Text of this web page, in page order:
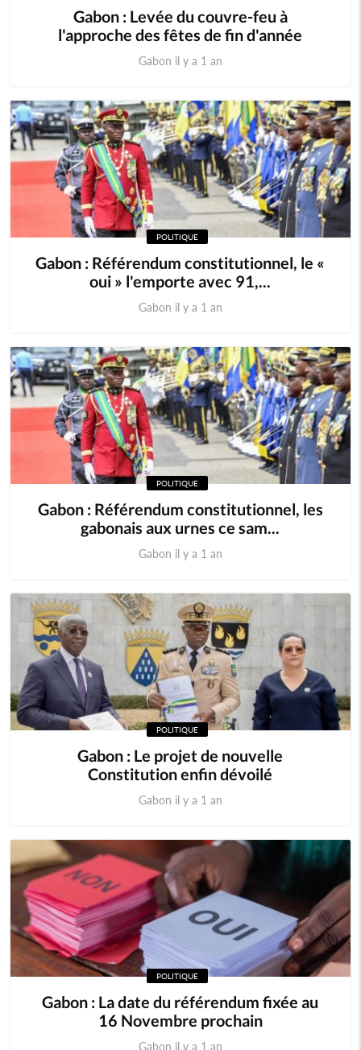
Gabon : Levée du couvre-feu à
l'approche des fêtes de fin d'année
Gabon il y a 1 an
POLITIQUE
Gabon : Référendum constitutionnel, le «
oui » l'emporte avec 91,...
Gabon il y a 1 an
POLITIQUE
Gabon : Référendum constitutionnel, les
gabonais aux urnes ce sam...
Gabon il y a 1 an
POLITIQUE
Gabon : Le projet de nouvelle
Constitution enfin dévoilé
Gabon il y a 1 an
POLITIQUE
Gabon : La date du référendum fixée au
16 Novembre prochain
Gabon il y a 1 an